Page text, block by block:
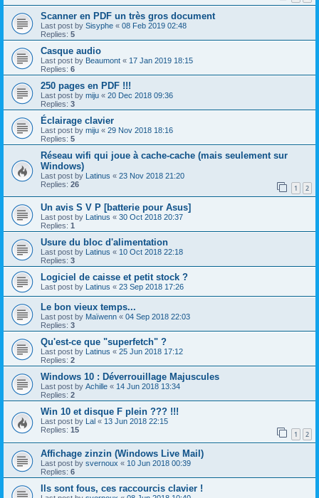
Scanner en PDF un très gros document
Last post by Sisyphe « 08 Feb 2019 02:48
Replies: 5
Casque audio
Last post by Beaumont « 17 Jan 2019 18:15
Replies: 6
250 pages en PDF !!!
Last post by miju « 20 Dec 2018 09:36
Replies: 3
Éclairage clavier
Last post by miju « 29 Nov 2018 18:16
Replies: 5
Réseau wifi qui joue à cache-cache (mais seulement sur
Windows)
Last post by Latinus « 23 Nov 2018 21:20
Replies: 26 1 2
Un avis S V P [batterie pour Asus]
Last post by Latinus « 30 Oct 2018 20:37
Replies: 1
Usure du bloc d'alimentation
Last post by Latinus « 10 Oct 2018 22:18
Replies: 3
Logiciel de caisse et petit stock ?
Last post by Latinus « 23 Sep 2018 17:26
Le bon vieux temps...
Last post by Maïwenn « 04 Sep 2018 22:03
Replies: 3
Qu'est-ce que "superfetch" ?
Last post by Latinus « 25 Jun 2018 17:12
Replies: 2
Windows 10 : Déverrouillage Majuscules
Last post by Achille « 14 Jun 2018 13:34
Replies: 2
Win 10 et disque F plein ??? !!!
Last post by Lal « 13 Jun 2018 22:15
Replies: 15 1 2
Affichage zinzin (Windows Live Mail)
Last post by svernoux « 10 Jun 2018 00:39
Replies: 6
Ils sont fous, ces raccourcis clavier !